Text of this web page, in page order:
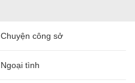
Chuyện công sở
Ngoại tình